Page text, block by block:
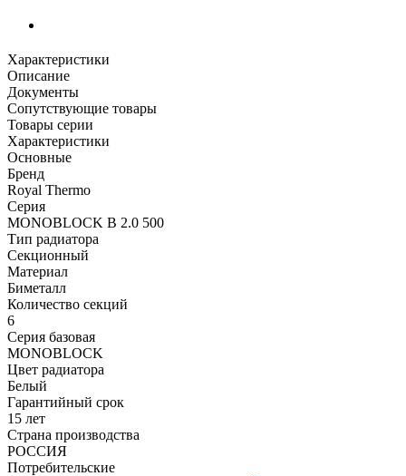
Характеристики
Описание
Документы
Сопутствующие товары
Товары серии
Характеристики
Основные
Бренд
Royal Thermo
Серия
MONOBLOCK B 2.0 500
Тип радиатора
Секционный
Материал
Биметалл
Количество секций
6
Серия базовая
MONOBLOCK
Цвет радиатора
Белый
Гарантийный срок
15 лет
Страна производства
РОССИЯ
Потребительские